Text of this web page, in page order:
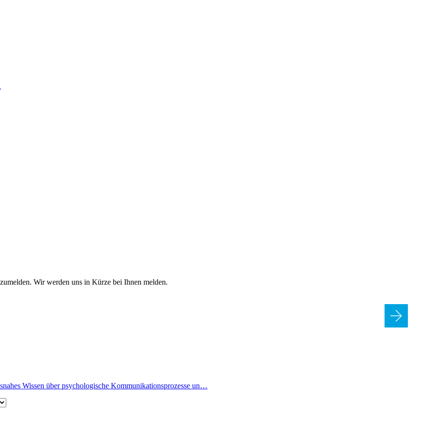
Wir werden uns in Kürze bei Ihnen melden.
Wissen über psychologische Kommunikationsprozesse un…